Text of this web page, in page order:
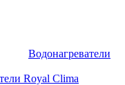
Водонагреватели
Royal Clima